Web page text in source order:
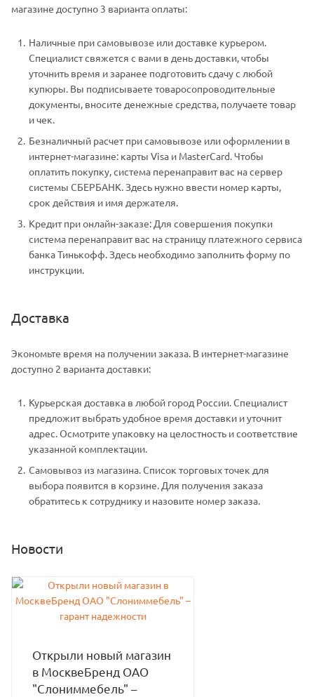
магазине доступно 3 варианта оплаты:
Наличные при самовывозе или доставке курьером.
Специалист свяжется с вами в день доставки, чтобы
уточнить время и заранее подготовить сдачу с любой
купюры. Вы подписываете товаросопроводительные
документы, вносите денежные средства, получаете товар
и чек.
Безналичный расчет при самовывозе или оформлении в
интернет-магазине: карты Visa и MasterCard. Чтобы
оплатить покупку, система перенаправит вас на сервер
системы СБЕРБАНК. Здесь нужно ввести номер карты,
срок действия и имя держателя.
Кредит при онлайн-заказе: Для совершения покупки
система перенаправит вас на страницу платежного сервиса
банка Тинькофф. Здесь необходимо заполнить форму по
инструкции.
Доставка
Экономьте время на получении заказа. В интернет-магазине
доступно 2 варианта доставки:
Курьерская доставка в любой город России. Специалист
предложит выбрать удобное время доставки и уточнит
адрес. Осмотрите упаковку на целостность и соответствие
указанной комплектации.
Самовывоз из магазина. Список торговых точек для
выбора появится в корзине. Для получения заказа
обратитесь к сотруднику и назовите номер заказа.
Новости
Открыли новый магазин
в МосквеБренд ОАО
"Слониммебель" –